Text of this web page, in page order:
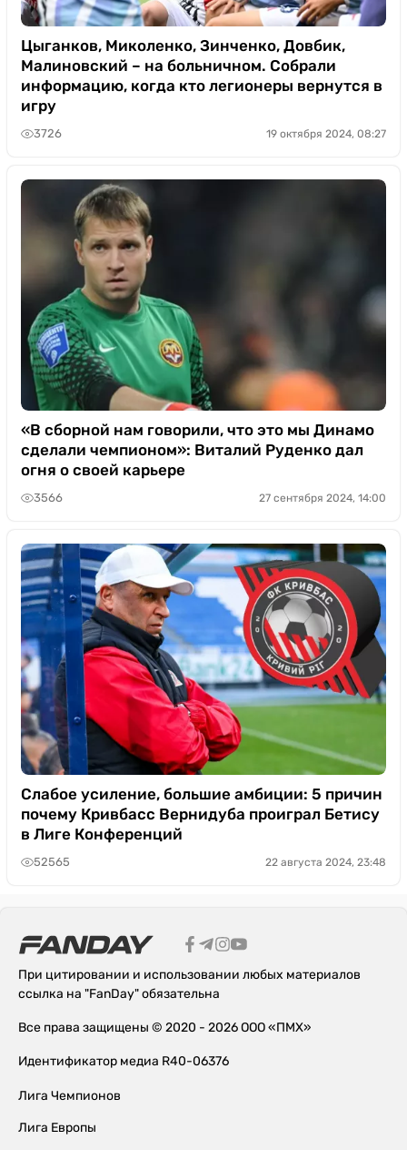
Цыганков, Миколенко, Зинченко, Довбик,
Малиновский – на больничном. Собрали
информацию, когда кто легионеры вернутся в
игру
3726 19 октября 2024, 08:27
«В сборной нам говорили, что это мы Динамо
сделали чемпионом»: Виталий Руденко дал
огня о своей карьере
3566 27 сентября 2024, 14:00
Слабое усиление, большие амбиции: 5 причин
почему Кривбасс Вернидуба проиграл Бетису
в Лиге Конференций
52565 22 августа 2024, 23:48
При цитировании и использовании любых материалов
ссылка на "FanDay" обязательна
Все права защищены © 2020 - 2026 ООО «ПМХ»
Идентификатор медиа R40-06376
Лига Чемпионов
Лига Европы